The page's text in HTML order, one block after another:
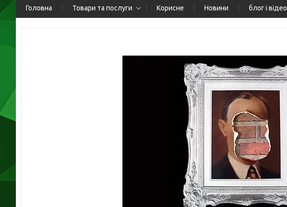
Головна Товари та послуги Корисне Новини блог і відео